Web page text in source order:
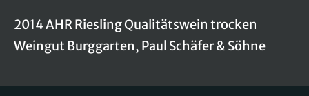
2014 AHR Riesling Qualitätswein trocken
Weingut Burggarten, Paul Schäfer & Söhne